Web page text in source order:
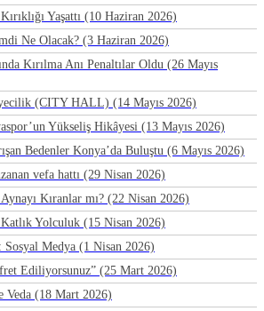
Yaşattı (10 Haziran 2026)
Ne Olacak? (3 Haziran 2026)
Kırılma Anı Penaltılar Oldu (26 Mayıs
(CITY HALL) (14 Mayıs 2026)
Yükseliş Hikâyesi (13 Mayıs 2026)
Bedenler Konya’da Buluştu (6 Mayıs 2026)
vefa hattı (29 Nisan 2026)
Kıranlar mı? (22 Nisan 2026)
Yolculuk (15 Nisan 2026)
Sosyal Medya (1 Nisan 2026)
Ediliyorsunuz” (25 Mart 2026)
Veda (18 Mart 2026)